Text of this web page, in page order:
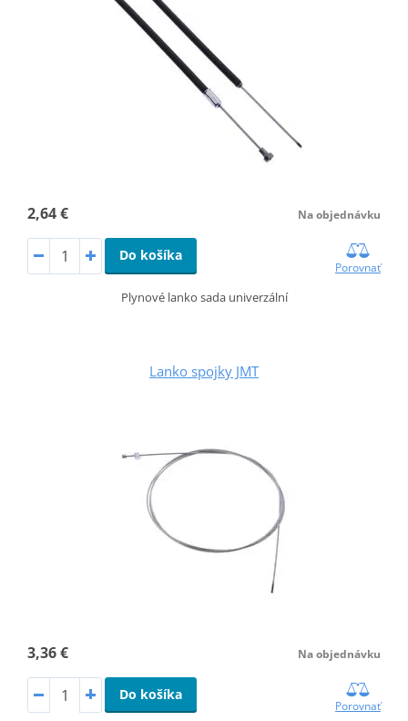
2,64 € Na objednávku
Do košíka
Porovnať
Plynové lanko sada univerzální
Lanko spojky JMT
3,36 € Na objednávku
Do košíka
Porovnať